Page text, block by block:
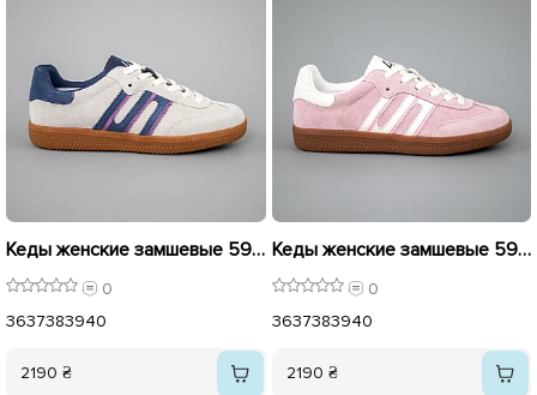
Кеды женские замшевые 594228 Серо Голубые
0
3637383940
2190 ₴
Кеды женские замшевые 594224 Розовые
0
3637383940
2190 ₴